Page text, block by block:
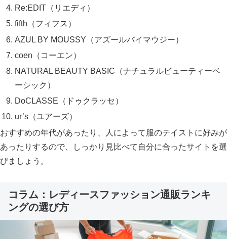
Re:EDIT（リエディ）
fifth（フィフス）
AZUL BY MOUSSY（アズールバイマウジー）
coen（コーエン）
NATURAL BEAUTY BASIC（ナチュラルビューティーベ
ーシック）
DoCLASSE（ドゥクラッセ）
ur’s（ユアーズ）
おすすめの年代があったり、人によって服のテイストに好みが
あったりするので、しっかり見比べて自分に合ったサイトを選
びましょう。
コラム：レディースファッション通販ランキ
ングの選び方